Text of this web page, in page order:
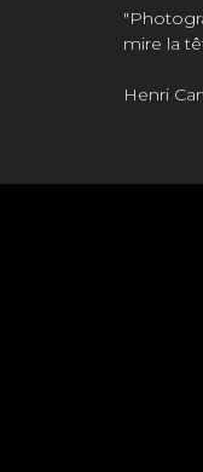
mire la
Henri